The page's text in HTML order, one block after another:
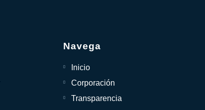
Navega
Inicio
Corporación
Transparencia